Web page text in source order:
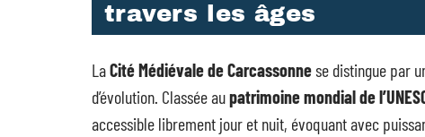
travers les âges
LaCité Médiévale de Carcassonnese distingue par
d’évolution. Classée aupatrimoine mondial de
accessible librement jour et nuit, évoquant avec